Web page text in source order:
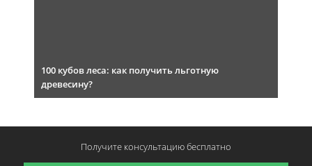
100 кубов леса: как получить льготную
древесину?
Получите консультациюбесплатно